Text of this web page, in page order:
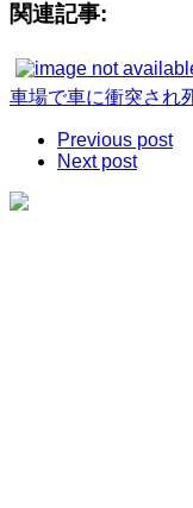
関連記事:
車場で車に衝突され
Previous post
Next post